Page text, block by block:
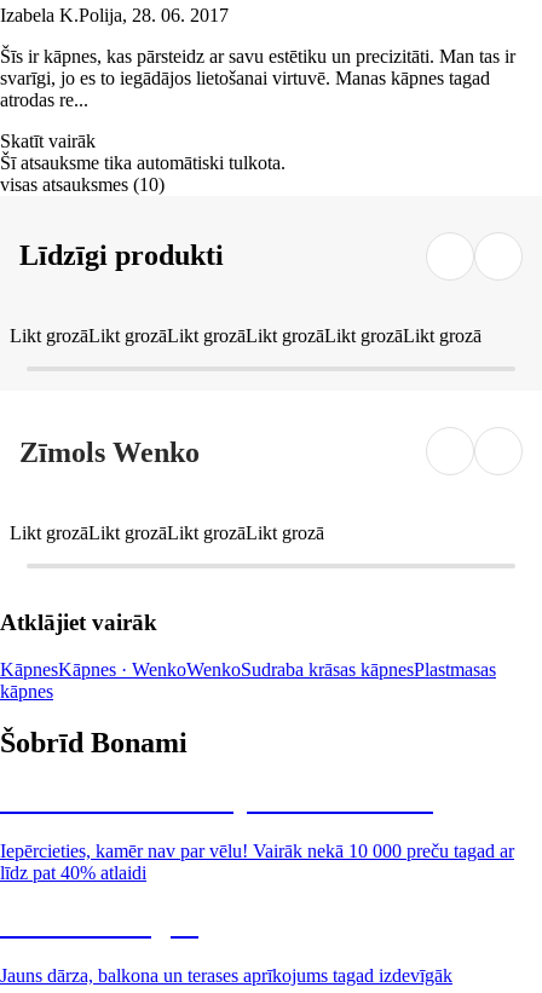
Izabela K.Polija, 28. 06. 2017
Šīs ir kāpnes, kas pārsteidz ar savu estētiku un precizitāti. Man tas ir
svarīgi, jo es to iegādājos lietošanai virtuvē. Manas kāpnes tagad
atrodas re...
Skatīt vairāk
Šī atsauksme tika automātiski tulkota.
visas atsauksmes (10)
Līdzīgi produkti
Likt grozāLikt grozāLikt grozāLikt grozāLikt grozāLikt grozā
Zīmols Wenko
Likt grozāLikt grozāLikt grozāLikt grozā
Atklājiet vairāk
KāpnesKāpnes · WenkoWenkoSudraba krāsas kāpnesPlastmasas
kāpnes
Šobrīd Bonami
Iepērcieties, kamēr nav par vēlu! Vairāk nekā 10 000 preču tagad ar
līdz pat 40% atlaidi
Jauns dārza, balkona un terases aprīkojums tagad izdevīgāk